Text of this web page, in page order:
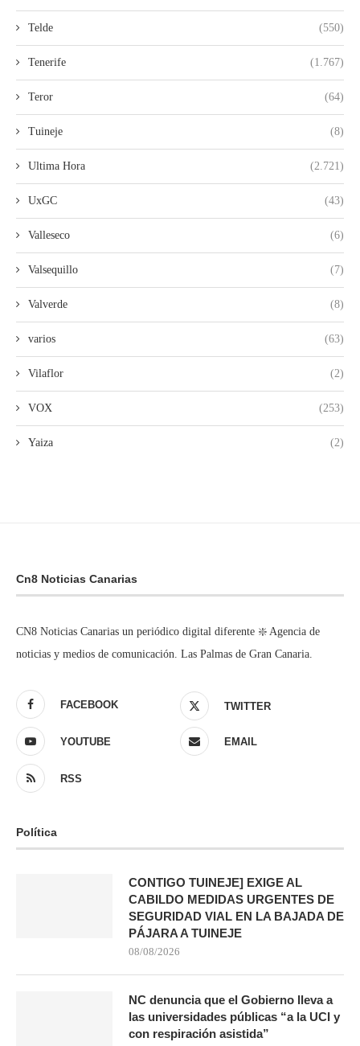
Telde (550)
Tenerife (1.767)
Teror (64)
Tuineje (8)
Ultima Hora (2.721)
UxGC (43)
Valleseco (6)
Valsequillo (7)
Valverde (8)
varios (63)
Vilaflor (2)
VOX (253)
Yaiza (2)
Cn8 Noticias Canarias
CN8 Noticias Canarias un periódico digital diferente ❇️ Agencia de
noticias y medios de comunicación. Las Palmas de Gran Canaria.
FACEBOOK TWITTER
YOUTUBE EMAIL
RSS
Política
CONTIGO TUINEJE] EXIGE AL
CABILDO MEDIDAS URGENTES DE
SEGURIDAD VIAL EN LA BAJADA DE
PÁJARA A TUINEJE
08/08/2026
NC denuncia que el Gobierno lleva a
las universidades públicas “a la UCI y
con respiración asistida”